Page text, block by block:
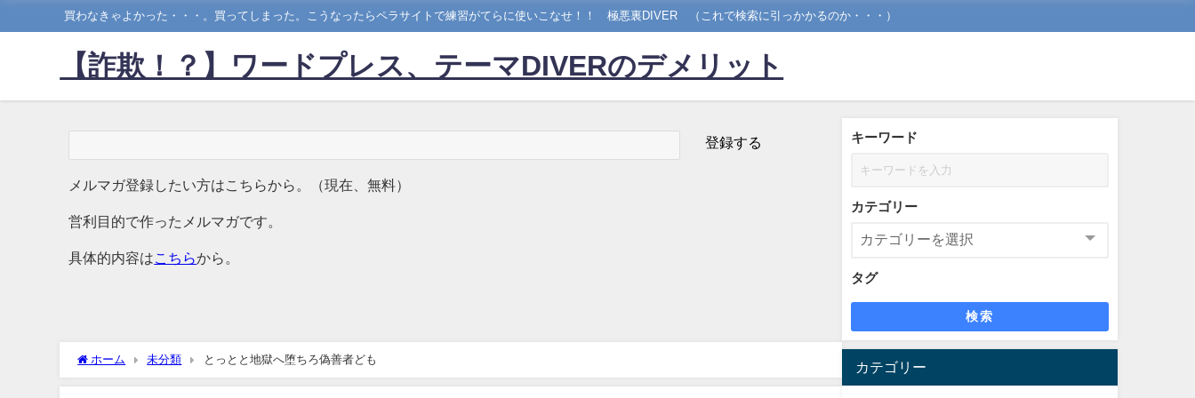
買わなきゃよかった・・・。買ってしまった。こうなったらペラサイトで練習がてらに使いこなせ！！ 極悪裏DIVER （これで検索に引っかかるのか・・・）
【詐欺！？】ワードプレス、テーマDIVERのデメリット
メルマガ登録したい方はこちらから。（現在、無料）
営利目的で作ったメルマガです。
具体的内容は こちらから。
ホーム 未分類 とっとと地獄へ堕ちろ偽善者ども
キーワード
カテゴリー
タグ
検索
カテゴリー